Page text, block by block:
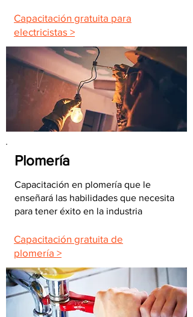
Capacitación gratuita para
electricistas >
Plomería
Capacitación en plomería que le
enseñará las habilidades que necesita
para tener éxito en la industria
Capacitación gratuita de
plomería >